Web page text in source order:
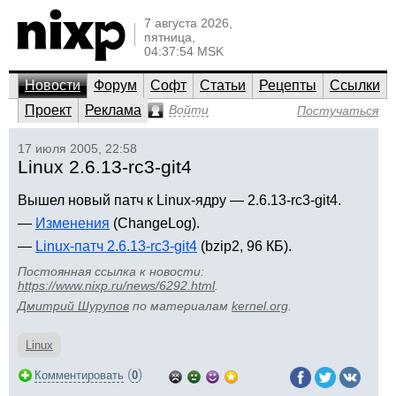
7 августа 2026,
пятница,
04:37:54 MSK
Новости Форум Софт Статьи Рецепты
Ссылки
Проект
Реклама Войти Постучаться
17 июля 2005, 22:58
Linux 2.6.13-rc3-git4
Вышел новый патч к Linux-ядру — 2.6.13-rc3-git4.
— Изменения (ChangeLog).
— Linux-патч 2.6.13-rc3-git4 (bzip2, 96 КБ).
Постоянная ссылка к новости:
https://www.nixp.ru/news/6292.html.
Дмитрий Шурупов по материалам kernel.org
Linux
Комментировать (0)